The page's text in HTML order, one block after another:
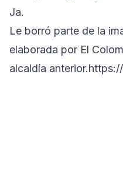
Ja.
Le borró parte de la
elaborada por El
alcaldía anterior.